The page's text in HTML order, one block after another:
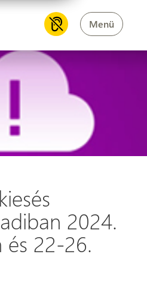
Menü
2024.
és 22-26.